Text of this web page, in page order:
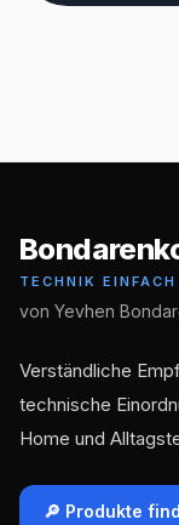
TECHNIK EINFACH
von Yevhen
Verständliche
technische
Home und
🔎 Produkte